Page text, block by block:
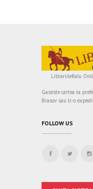
LibrariileRalu
Gaseste cartea ta
Brasov sau ti-o
FOLLOW US